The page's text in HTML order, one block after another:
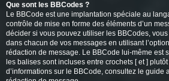
Que sont les BBCodes ?
Le BBCode est une implantation spéciale au
contrôle de mise en forme des éléments d’un
décider si vous pouvez utiliser les BBCodes,
dans chacun de vos messages en utilisant
rédaction de message. Le BBCode lui-même est
les balises sont incluses entre crochets [ et ]
d’informations sur le BBCode, consultez le guide